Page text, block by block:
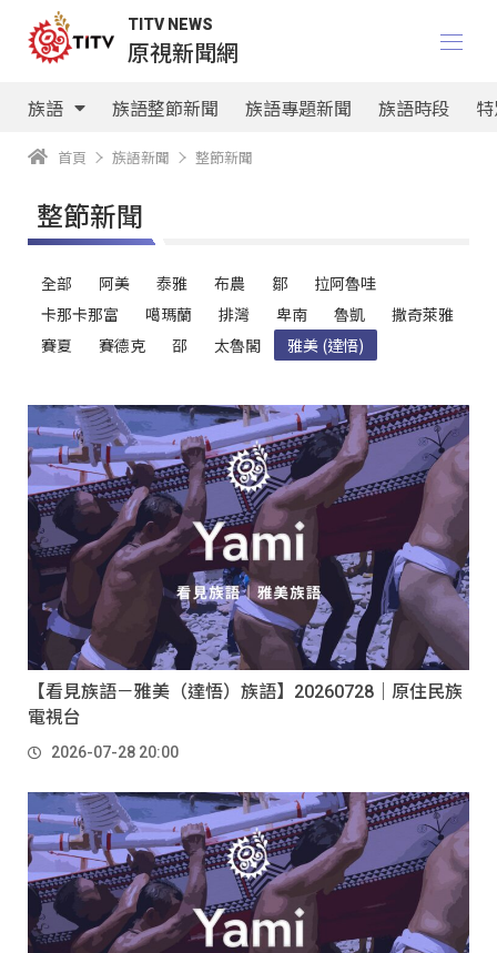
TITV NEWS
原視新聞網
族語 族語整節新聞 族語專題新聞 族語時段
首頁 族語新聞 整節新聞
整節新聞
族語選擇器
全部 阿美 泰雅 布農 鄒
拉阿魯哇
卡那卡那富
噶瑪蘭 排灣 卑南 魯凱
撒奇萊雅
賽夏
賽德克 邵 太魯閣 雅美 (達悟)
【看見族語－雅美（達悟）族語】20260728｜原住民族
電視台
2026-07-28 20:00